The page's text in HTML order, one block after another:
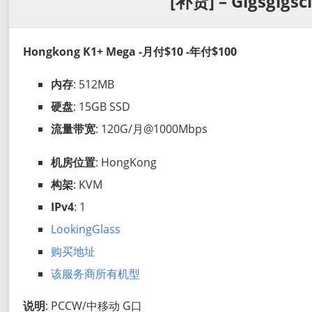
Hongkong K1+ Mega -月付$10 -年付$100
内存: 512MB
硬盘: 15GB SSD
流量带宽: 120G/月@1000Mbps
机房位置: HongKong
构架: KVM
IPv4: 1
LookingGlass
购买地址
该服务商所有机型
说明: PCCW/中移动 G口